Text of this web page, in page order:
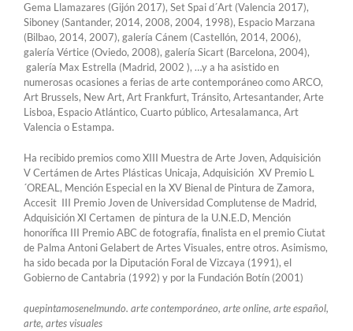
Gema Llamazares (Gijón 2017), Set Spai d´Art (Valencia 2017),
Siboney (Santander, 2014, 2008, 2004, 1998), Espacio Marzana
(Bilbao, 2014, 2007), galería Cánem (Castellón, 2014, 2006),
galería Vértice (Oviedo, 2008), galería Sicart (Barcelona, 2004),
galería Max Estrella (Madrid, 2002 ), …y a ha asistido en
numerosas ocasiones a ferias de arte contemporáneo como ARCO,
Art Brussels, New Art, Art Frankfurt, Tránsito, Artesantander, Arte
Lisboa, Espacio Atlántico, Cuarto público, Artesalamanca, Art
Valencia o Estampa.
Ha recibido premios como XIII Muestra de Arte Joven, Adquisición
V Certámen de Artes Plásticas Unicaja, Adquisición XV Premio L
´OREAL, Mención Especial en la XV Bienal de Pintura de Zamora,
Accesit III Premio Joven de Universidad Complutense de Madrid,
Adquisición XI Certamen de pintura de la U.N.E.D, Mención
honorífica III Premio ABC de fotografía, finalista en el premio Ciutat
de Palma Antoni Gelabert de Artes Visuales, entre otros. Asimismo,
ha sido becada por la Diputación Foral de Vizcaya (1991), el
Gobierno de Cantabria (1992) y por la Fundación Botín (2001)
quepintamosenelmundo. arte contemporáneo, arte online, arte español,
arte, artes visuales